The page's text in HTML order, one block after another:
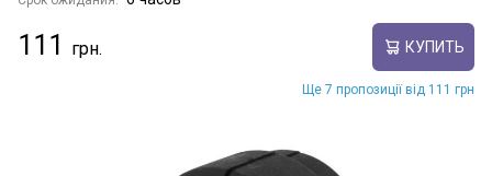
111 КУПИТЬ
Ще 7 пропозиції від 111 грн